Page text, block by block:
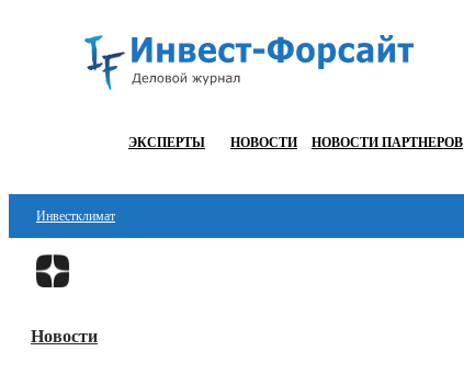
ЭКСПЕРТЫ НОВОСТИ НОВОСТИ ПАРТНЕРОВ
Инвестклимат
Финансы
Блокчейн
Новости